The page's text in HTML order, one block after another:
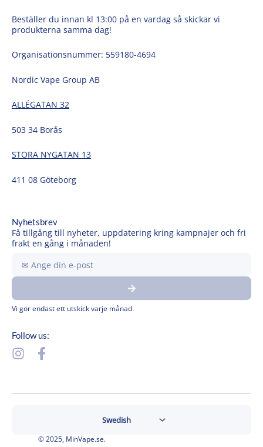
Beställer du innan kl 13:00 på en vardag så skickar vi
produkterna samma dag!
Organisationsnummer: 559180-4694
Nordic Vape Group AB
ALLÉGATAN 32
503 34 Borås
STORA NYGATAN 13
411 08 Göteborg
Nyhetsbrev
Få tillgång till nyheter, uppdatering kring kampnajer och fri
frakt en gång i månaden!
din
e-
Submit
Vi gör endast ett utskick varje månad.
Follow us:
I
t
F
a
e
k
© 2025, MinVape.se.